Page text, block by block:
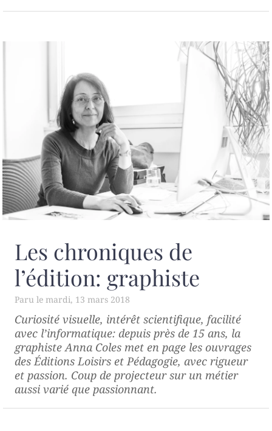
Les chroniques de
l’édition: graphiste
mardi, 13 mars 2018
Curiosité visuelle, intérêt scientifique, facilité
avec l’informatique: depuis près de 15 ans, la
graphiste Anna Coles met en page les ouvrages
des Éditions Loisirs et Pédagogie, avec rigueur
et passion. Coup de projecteur sur un métier
aussi varié que passionnant.